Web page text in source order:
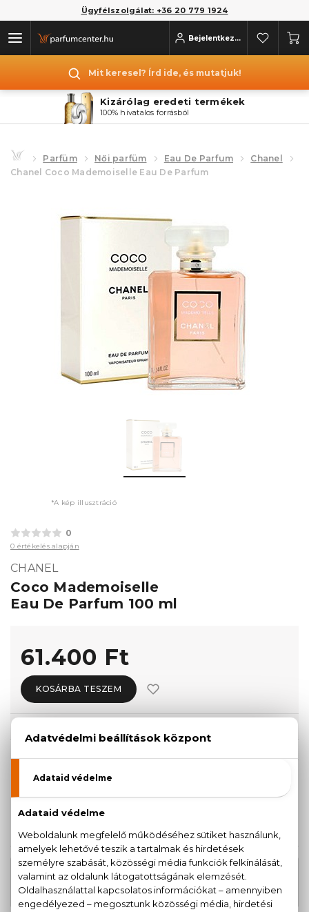
Ügyfélszolgálat: +36 20 779 1924
Bejelentkezés
Mit keresel? Írd ide, és mutatjuk!
Kizárólag eredeti termékek
100% hivatalos forrásból
Parfüm Női parfüm Eau De Parfum
Chanel
Chanel Coco Mademoiselle Eau De Parfum
*A kép illusztráció
0
0 értékelés alapján
CHANEL
Coco Mademoiselle
Eau De Parfum 100 ml
61.400 Ft
KOSÁRBA TESZEM
KISZERELÉS KIVÁLASZTÁSA
58.760 Ft
61.400 Ft
KAPCSOLÓDÓ TERMÉKEK
Coco Mademoiselle Eau De Parfum
Intense
53.490 Ft
-tól